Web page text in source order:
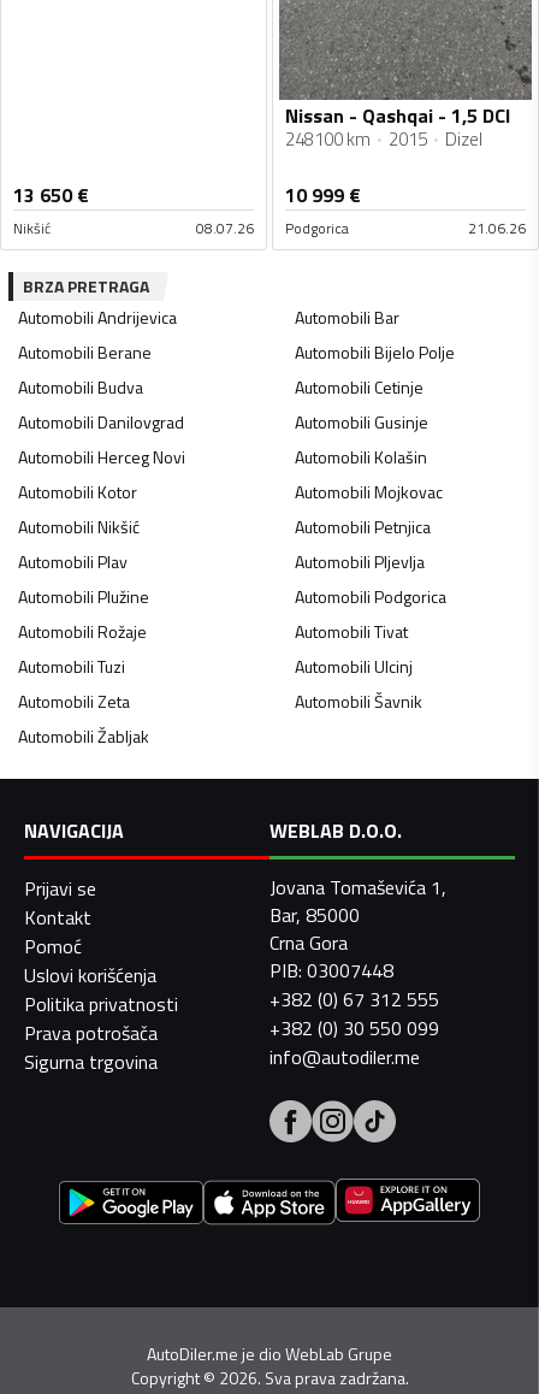
13 650€
Nikšić 08.07.26
Nissan - Qashqai - 1,5 DCI
248100 km 2015 Dizel
10 999 €
Podgorica 21.06.26
BRZA PRETRAGA
AutomobiliAndrijevica AutomobiliBar
AutomobiliBerane AutomobiliBijelo Polje
AutomobiliBudva AutomobiliCetinje
AutomobiliDanilovgrad AutomobiliGusinje
AutomobiliHerceg Novi AutomobiliKolašin
AutomobiliKotor AutomobiliMojkovac
AutomobiliNikšić AutomobiliPetnjica
AutomobiliPlav AutomobiliPljevlja
AutomobiliPlužine AutomobiliPodgorica
AutomobiliRožaje AutomobiliTivat
AutomobiliTuzi AutomobiliUlcinj
AutomobiliZeta AutomobiliŠavnik
AutomobiliŽabljak
NAVIGACIJA
Prijavi se
Kontakt
Pomoć
Uslovi korišćenja
Politika privatnosti
Prava potrošača
Sigurna trgovina
WEBLAB D.O.O.
Jovana Tomaševića 1,
Bar, 85000
Crna Gora
PIB: 03007448
+382 (0) 67 312 555
+382 (0) 30 550 099
info@autodiler.me
AutoDiler.me je dioWebLab Grupe
Copyright© 2026. Sva prava zadržana.